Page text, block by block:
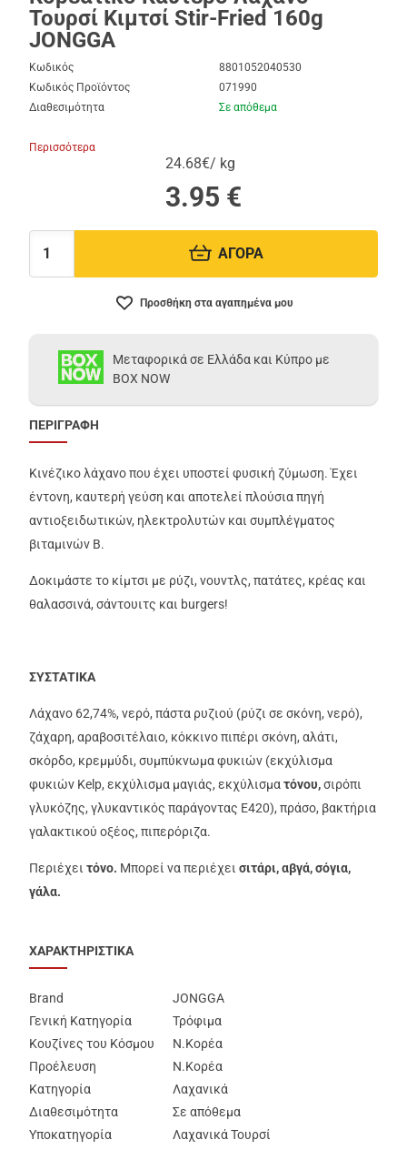
Τουρσί Κιμτσί Stir-Fried 160g
JONGGA
Κωδικός
8801052040530
Κωδικός Προϊόντος
071990
Διαθεσιμότητα
Σε απόθεμα
Περισσότερα
24.68€/ kg
3.95 €
Ποσότητα: ΑΓΟΡΑ
Προσθήκη στα αγαπημένα μου
Μεταφορικά σε Ελλάδα και Κύπρο με
BOX NOW
ΠΕΡΙΓΡΑΦΗ
Kινέζικο λάχανο που έχει υποστεί φυσική ζύμωση. Έχει
έντονη, καυτερή γεύση και αποτελεί πλούσια πηγή
αντιοξειδωτικών, ηλεκτρολυτών και συμπλέγματος
βιταμινών Β.
Δοκιμάστε το κίμτσι με ρύζι, νουντλς, πατάτες, κρέας και
θαλασσινά, σάντουιτς και burgers!
ΣΥΣΤΑΤΙΚΑ
Λάχανο 62,74%, νερό, πάστα ρυζιού (ρύζι σε σκόνη, νερό),
ζάχαρη, αραβοσιτέλαιο, κόκκινο πιπέρι σκόνη, αλάτι,
σκόρδο, κρεμμύδι, συμπύκνωμα φυκιών (εκχύλισμα
φυκιών Kelp, εκχύλισμα μαγιάς, εκχύλισματόνου,σιρόπι
γλυκόζης, γλυκαντικός παράγοντας Ε420), πράσο, βακτήρια
γαλακτικού οξέος, πιπερόριζα.
Περιέχειτόνο. Μπορεί να περιέχει σιτάρι, αβγά, σόγια,
γάλα.
ΧΑΡΑΚΤΗΡΙΣΤΙΚΑ
Brand
JONGGA
Γενική Κατηγορία
Τρόφιμα
Κουζίνες του Κόσμου
Ν.Κορέα
Προέλευση
Ν.Κορέα
Κατηγορία
Λαχανικά
Διαθεσιμότητα
Σε απόθεμα
Υποκατηγορία
Λαχανικά Τουρσί